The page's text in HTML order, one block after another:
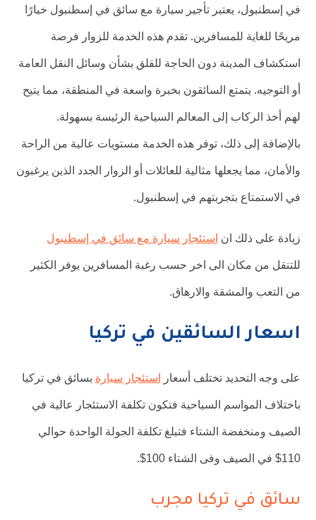
في إسطنبول، يعتبر تأجير سيارة مع سائق في إسطنبول خيارًا
مريحًا للغاية للمسافرين. تقدم هذه الخدمة للزوار فرصة
استكشاف المدينة دون الحاجة للقلق بشأن وسائل النقل العامة
أو التوجيه. يتمتع السائقون بخبرة واسعة في المنطقة، مما يتيح
لهم أخذ الركاب إلى المعالم السياحية الرئيسة بسهولة.
بالإضافة إلى ذلك، توفر هذه الخدمة مستويات عالية من الراحة
والأمان، مما يجعلها مثالية للعائلات أو الزوار الجدد الذين يرغبون
في الاستمتاع بتجربتهم في إسطنبول.
زيادة على ذلك ان استئجار سيارة مع سائق في إسطنبول
للتنقل من مكان الى اخر حسب رغبة المسافرين يوفر الكثير
من التعب والمشقة والارهاق.
اسعار السائقين في تركيا
على وجه التحديد تختلف أسعار استئجار سيارة بسائق في تركيا
باختلاف المواسم السياحية فتكون تكلفة الاستئجار عالية في
الصيف ومنخفضة الشتاء فتبلغ تكلفة الجولة الواحدة حوالي
110$ في الصيف وفى الشتاء 100$.
سائق في تركيا مجرب